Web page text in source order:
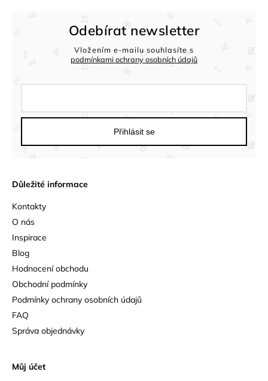
Důležité informace
Kontakty
O nás
Inspirace
Blog
Hodnocení obchodu
Obchodní podmínky
Podmínky ochrany osobních údajů
FAQ
Správa objednávky
Můj účet
Odebírat newsletter
Vložením e-mailu souhlasíte s
podmínkami ochrany osobních údajů
Přihlásit se